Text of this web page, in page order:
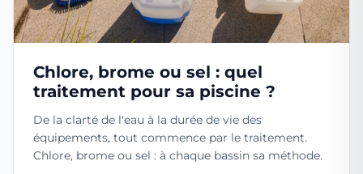
Chlore, brome ou sel : quel
traitement pour sa piscine ?
De la clarté de l'eau à la durée de vie des
équipements, tout commence par le traitement.
Chlore, brome ou sel : à chaque bassin sa méthode.